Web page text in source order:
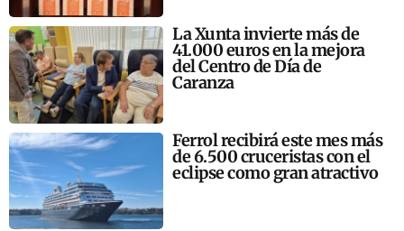
La Xunta invierte más de
41.000 euros en la mejora
del Centro de Día de
Caranza
Ferrol recibirá este mes más
de 6.500 cruceristas con el
eclipse como gran atractivo